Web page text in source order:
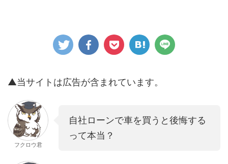
▲当サイトは広告が含まれています。
フクロウ君
自社ローンで車を買うと後悔する
って本当？